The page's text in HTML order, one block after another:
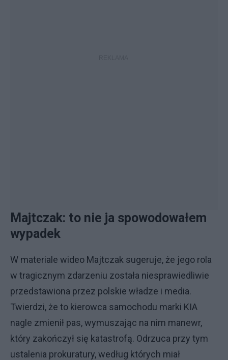
Majtczak: to nie ja spowodowałem
wypadek
W materiale wideo Majtczak sugeruje, że jego rola
w tragicznym zdarzeniu została niesprawiedliwie
przedstawiona przez polskie władze i media.
Twierdzi, że to kierowca samochodu marki KIA
nagle zmienił pas, wymuszając na nim manewr,
który zakończył się katastrofą. Odrzuca przy tym
ustalenia prokuratury, według których miał